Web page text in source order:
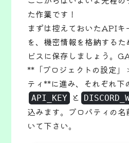
た作業です！
まずは控えておいたAPI
を、機密情報を格納する
ビスに保存しましょう。
**「プロジェクトの設定」
ティ**に進み、それぞれ下
API_KEY と
込みます。プロパティの
いて下さい。